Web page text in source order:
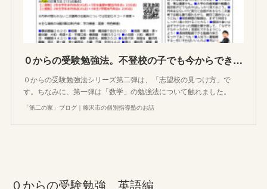
０からの受験勉強法。不登校の子でも今からできる目標・志望校の見つけ方
０からの受験勉強法シリーズ第二弾は、「志望校の見つけ方」で
す。ちなみに、第一弾は「数学」の勉強法について触れました。
「第二の家」ブログ｜藤沢市の個別指導塾のお話
０からの受験勉強 英語編